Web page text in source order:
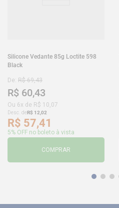
Silicone Vedante 85g Loctite 598
Black
De: R$ 69,43
R$ 60,43
Ou 6x de R$ 10,07
Desc. deR$ 12,02
R$ 57,41
5% OFF no boleto à vista
COMPRAR